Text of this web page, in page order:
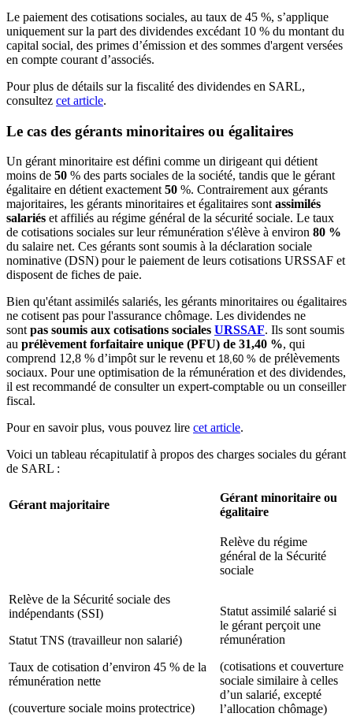
Le paiement des cotisations sociales, au taux de 45 %, s’applique
uniquement sur la part des dividendes excédant 10 % du montant du
capital social, des primes d’émission et des sommes d'argent versées
en compte courant d’associés.
Pour plus de détails sur la fiscalité des dividendes en SARL,
consultez cet article.
Le cas des gérants minoritaires ou égalitaires
Un gérant minoritaire est défini comme un dirigeant qui détient
moins de 50 % des parts sociales de la société, tandis que le gérant
égalitaire en détient exactement50 %. Contrairement aux gérants
majoritaires, les gérants minoritaires et égalitaires sontassimilés
salariés et affiliés au régime général de la sécurité sociale. Le taux
de cotisations sociales sur leur rémunération s'élève à environ 80 %
du salaire net. Ces gérants sont soumis à la déclaration sociale
nominative (DSN) pour le paiement de leurs cotisations URSSAF et
disposent de fiches de paie.
Bien qu'étant assimilés salariés, les gérants minoritaires ou égalitaires
ne cotisent pas pour l'assurance chômage. Les dividendes ne
sontpas soumis aux cotisations sociales URSSAF. Ils sont soumis
au prélèvement forfaitaire unique (PFU) de 31,40 %, qui
comprend 12,8 % d’impôt sur le revenu et 18,60 % de prélèvements
sociaux. Pour une optimisation de la rémunération et des dividendes,
il est recommandé de consulter un expert-comptable ou un conseiller
fiscal.
Pour en savoir plus, vous pouvez lire cet article.
Voici un tableau récapitulatif à propos des charges sociales du gérant
de SARL :
Gérant majoritaire
Gérant minoritaire ou
égalitaire
Relève de la Sécurité sociale des
indépendants (SSI)
Statut TNS (travailleur non salarié)
Taux de cotisation d’environ 45 % de la
rémunération nette
(couverture sociale moins protectrice)
Relève du régime
général de la Sécurité
sociale
Statut assimilé salarié si
le gérant perçoit une
rémunération
(cotisations et couverture
sociale similaire à celles
d’un salarié, excepté
l’allocation chômage)